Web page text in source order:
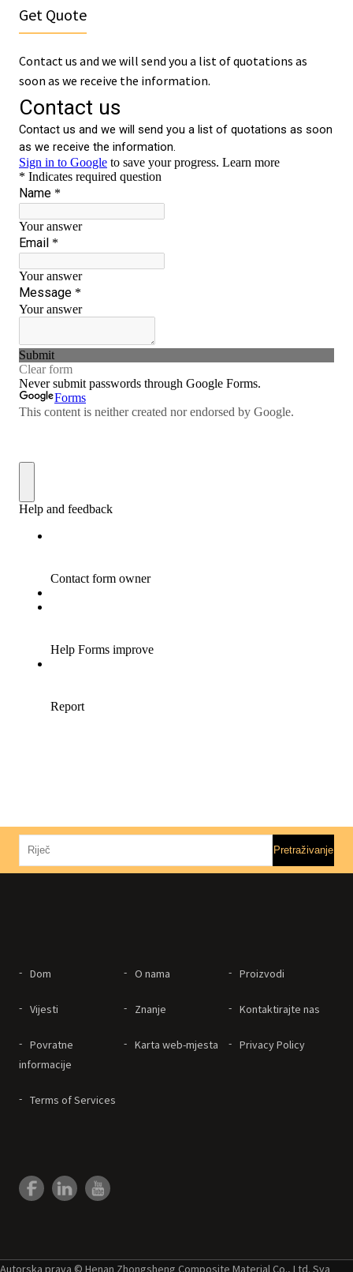
Get Quote
Contact us and we will send you a list of quotations as
soon as we receive the information.
Dom O nama Proizvodi
Vijesti Znanje Kontaktirajte nas
Povratne
informacije
Karta web-mjesta Privacy Policy
Terms of Services
Autorska prava © Henan Zhongsheng Composite Material Co., Ltd. Sva